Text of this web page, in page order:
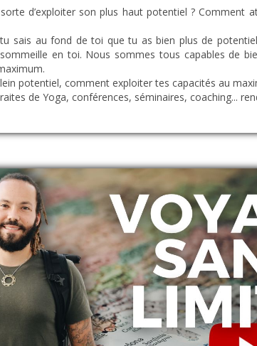
d’exploiter son plus haut potentiel ? Comment
tu sais au fond de toi que tu as bien plus de
en toi. Nous sommes tous capables de
potentiel, comment exploiter tes capacités au
de Yoga, conférences, séminaires, coaching...